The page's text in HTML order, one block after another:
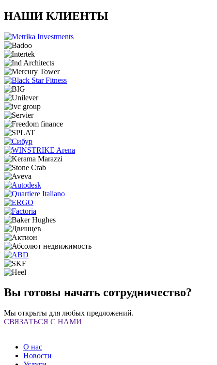
НАШИ КЛИЕНТЫ
Вы готовы начать сотрудничество?
Мы открыты для любых предложений.
СВЯЗАТЬСЯ С НАМИ
О нас
Новости